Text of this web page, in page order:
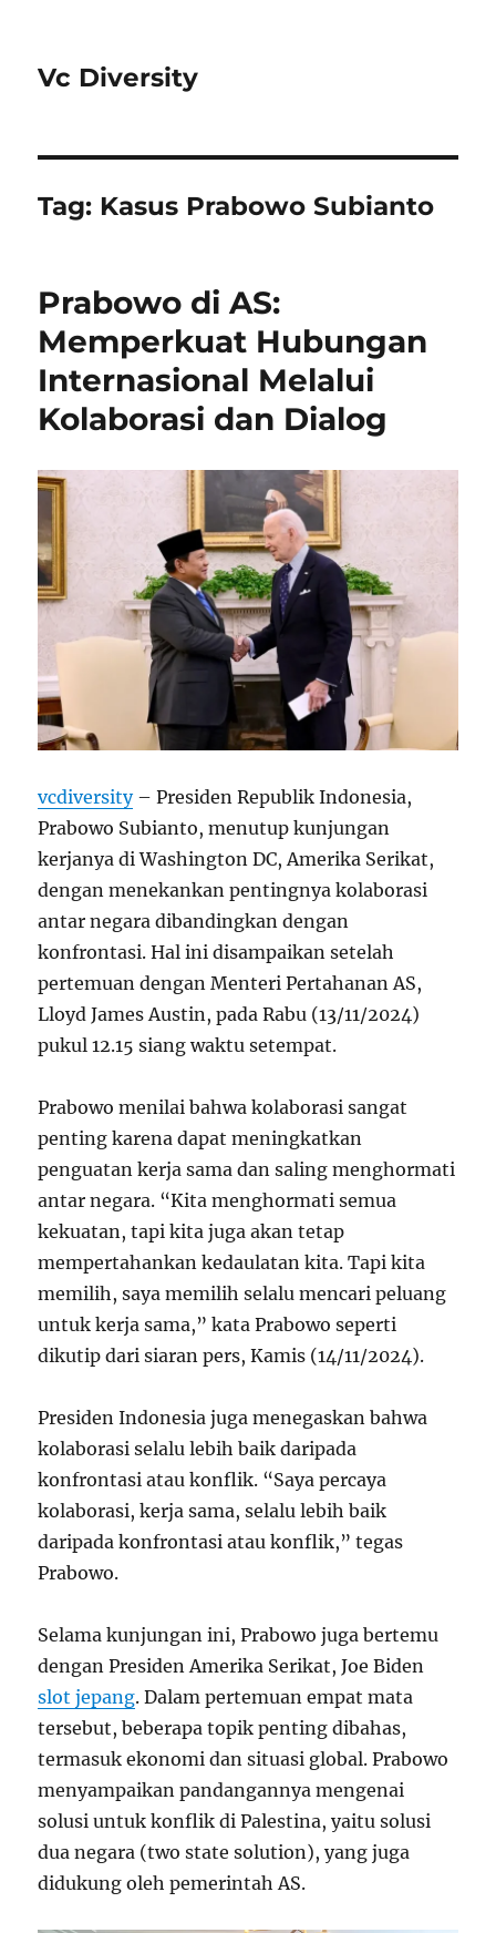
Vc Diversity
Tag: Kasus Prabowo Subianto
Prabowo di AS:
Memperkuat Hubungan
Internasional Melalui
Kolaborasi dan Dialog
vcdiversity– Presiden Republik Indonesia,
Prabowo Subianto, menutup kunjungan
kerjanya di Washington DC, Amerika Serikat,
dengan menekankan pentingnya kolaborasi
antar negara dibandingkan dengan
konfrontasi. Hal ini disampaikan setelah
pertemuan dengan Menteri Pertahanan AS,
Lloyd James Austin, pada Rabu (13/11/2024)
pukul 12.15 siang waktu setempat.
Prabowo menilai bahwa kolaborasi sangat
penting karena dapat meningkatkan
penguatan kerja sama dan saling menghormati
antar negara. “Kita menghormati semua
kekuatan, tapi kita juga akan tetap
mempertahankan kedaulatan kita. Tapi kita
memilih, saya memilih selalu mencari peluang
untuk kerja sama,” kata Prabowo seperti
dikutip dari siaran pers, Kamis (14/11/2024).
Presiden Indonesia juga menegaskan bahwa
kolaborasi selalu lebih baik daripada
konfrontasi atau konflik. “Saya percaya
kolaborasi, kerja sama, selalu lebih baik
daripada konfrontasi atau konflik,” tegas
Prabowo.
Selama kunjungan ini, Prabowo juga bertemu
dengan Presiden Amerika Serikat, Joe Biden
slot jepang. Dalam pertemuan empat mata
tersebut, beberapa topik penting dibahas,
termasuk ekonomi dan situasi global. Prabowo
menyampaikan pandangannya mengenai
solusi untuk konflik di Palestina, yaitu solusi
dua negara (two state solution), yang juga
didukung oleh pemerintah AS.